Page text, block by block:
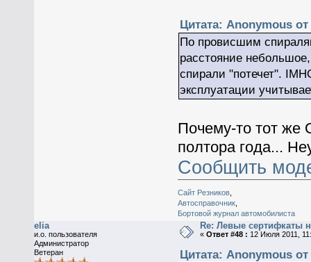
Цитата: Anonymous
По провисшим
расстояние
спирали "потечет".
эксплуатации
Почему-то тот же
полтора года...
Сообщить
Сайт Резников,
Автосправочник,
Бортовой журнал автомобилиста
elia
и.о. пользователя
Администратор
Ветеран
Re: Левые сертифкаты
«Ответ #48 : 12 Июля 2011,
Цитата: Anonymous